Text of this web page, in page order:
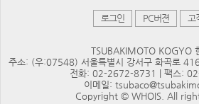
로그인 PC버젼 고
TSUBAKIMOTO KOGYO
주소: (우:07548) 서울특별시 강서구 화곡로
전화: 02-2672-8731 | 팩스:
이메일:
Copyright © WHOIS. All